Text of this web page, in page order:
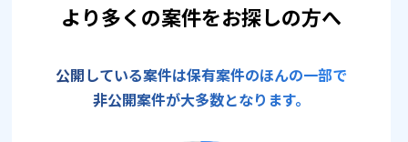
より多くの案件をお探しの方へ
公開している案件は保有案件のほんの一部で
非公開案件が大多数となります。